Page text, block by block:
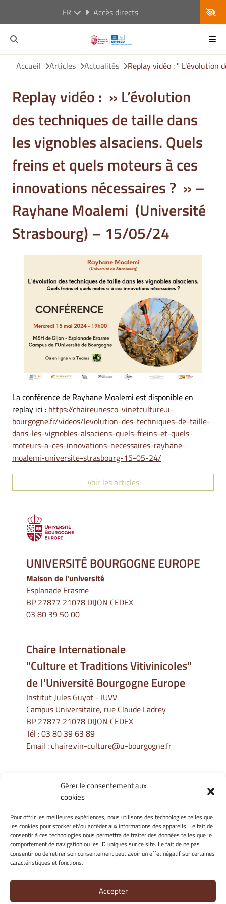
Gérer le consentement aux
cookies
Pour offrir les meilleures expériences, nous utilisons des technologies telles que
les cookies pour stocker et/ou accéder aux informations des appareils. Le fait de
consentir à ces technologies nous permettra de traiter des données telles que le
comportement de navigation ou les ID uniques sur ce site. Le fait de ne pas
consentir ou de retirer son consentement peut avoir un effet négatif sur certaines
caractéristiques et fonctions.
Accepter
FR Accès directs
Accueil Articles Actualités Replay vidéo : " L'évolution
Replay vidéo : » L’évolution
des techniques de taille dans
les vignobles alsaciens. Quels
freins et quels moteurs à ces
innovations nécessaires ? » –
Rayhane Moalemi (Université
Strasbourg) – 15/05/24
La conférence de Rayhane Moalemi est disponible en
replay ici : https://chaireunesco-vinetculture.u-
bourgogne.fr/videos/levolution-des-techniques-de-taille-
dans-les-vignobles-alsaciens-quels-freins-et-quels-
moteurs-a-ces-innovations-necessaires-rayhane-
moalemi-universite-strasbourg-15-05-24/
Voir les articles
UNIVERSITÉ BOURGOGNE EUROPE
Maison de l'université
Esplanade Erasme
BP 27877 21078 DIJON CEDEX
03 80 39 50 00
Chaire Internationale
"Culture et Traditions Vitivinicoles"
de l'Université Bourgogne Europe
Institut Jules Guyot - IUVV
Campus Universitaire, rue Claude Ladrey
BP 27877 21078 DIJON CEDEX
Tél :03 80 39 63 89
Email :chaire.vin-culture@u-bourgogne.fr
Informations Légales
Gérer mes cookies
Politique de cookies
Déclaration de confidentialité
Avertissement
Site Officiel - La Chaire Internationale - Université de Bourgogne